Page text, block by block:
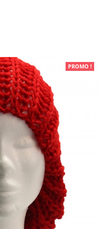
Accessoires hiver
Bonnet à pompon en laine, très
chaud et doux, rouge
PROMO !